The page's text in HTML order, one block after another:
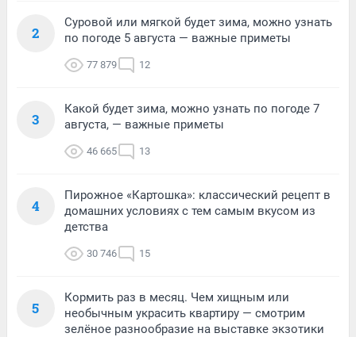
2
Суровой или мягкой будет зима, можно узнать
по погоде 5 августа — важные приметы
77 879 12
3
Какой будет зима, можно узнать по погоде 7
августа, — важные приметы
46 665 13
4
Пирожное «Картошка»: классический рецепт в
домашних условиях с тем самым вкусом из
детства
30 746 15
5
Кормить раз в месяц. Чем хищным или
необычным украсить квартиру — смотрим
зелёное разнообразие на выставке экзотики